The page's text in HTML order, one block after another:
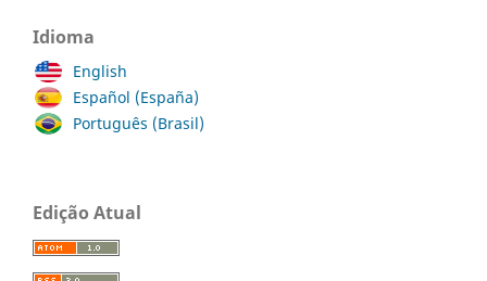
Idioma
English
Español (España)
Português (Brasil)
Edição Atual